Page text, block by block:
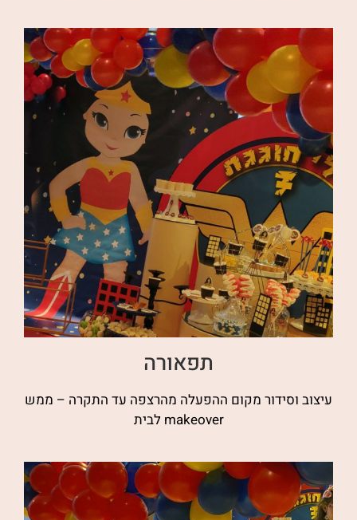
תפאורה
עיצוב וסידור מקום ההפעלה מהרצפה עד התקרה – ממש
makeover לבית